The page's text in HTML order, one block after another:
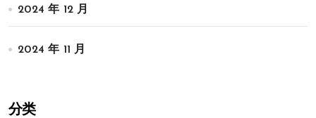
2024 年 12 月
2024 年 11 月
分类